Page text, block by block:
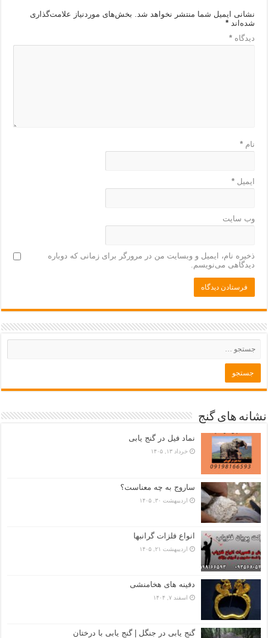
نشانی ایمیل شما منتشر نخواهد شد. بخش‌های موردنیاز علامت‌گذاری
شده‌اند*
دیدگاه*
نام*
ایمیل*
وب‌ سایت
ذخیره نام، ایمیل و وبسایت من در مرورگر برای زمانی که دوباره
دیدگاهی می‌نویسم.
نشانه های گنج
نماد فیل در گنج یابی
خرداد ۱۳, ۱۴۰۵
ساروج به چه معناست؟
اردیبهشت ۳۰, ۱۴۰۵
انواع فلزات گرانبها
اردیبهشت ۲۱, ۱۴۰۵
دفینه های هخامنشی
اسفند ۷, ۱۴۰۴
گنج یابی در جنگل | گنج یابی با درختان